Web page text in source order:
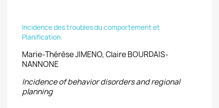
Incidence des troubles du comportement et
Planification.
Marie-Thérèse JIMENO, Claire BOURDAIS-
NANNONE
Incidence of behavior disorders and regional
planning